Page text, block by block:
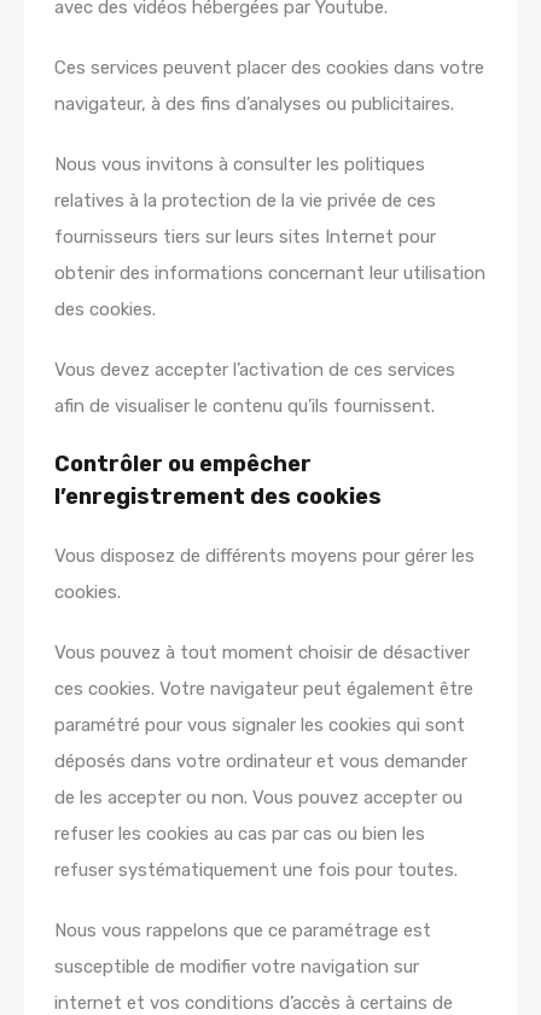
avec des vidéos hébergées par Youtube.
Ces services peuvent placer des cookies dans votre
navigateur, à des fins d’analyses ou publicitaires.
Nous vous invitons à consulter les politiques
relatives à la protection de la vie privée de ces
fournisseurs tiers sur leurs sites Internet pour
obtenir des informations concernant leur utilisation
des cookies.
Vous devez accepter l’activation de ces services
afin de visualiser le contenu qu’ils fournissent.
Contrôler ou empêcher
l’enregistrement des cookies
Vous disposez de différents moyens pour gérer les
cookies.
Vous pouvez à tout moment choisir de désactiver
ces cookies. Votre navigateur peut également être
paramétré pour vous signaler les cookies qui sont
déposés dans votre ordinateur et vous demander
de les accepter ou non. Vous pouvez accepter ou
refuser les cookies au cas par cas ou bien les
refuser systématiquement une fois pour toutes.
Nous vous rappelons que ce paramétrage est
susceptible de modifier votre navigation sur
internet et vos conditions d’accès à certains de